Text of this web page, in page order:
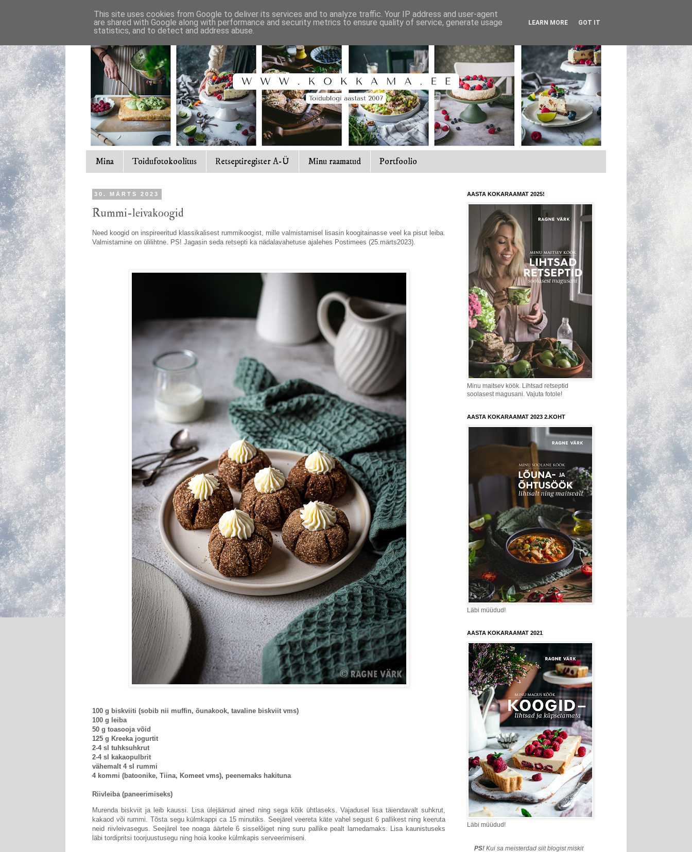
Mina Toidufotokoolitus Retseptiregister A-Ü Minu raamatud Portfoolio
30. MÄRTS 2023
Rummi-leivakoogid
Need koogid on inspireeritud klassikalisest rummikoogist, mille valmistamisel lisasin koogitainasse veel ka pisut leiba.
Valmistamine on ülilihtne. PS! Jagasin seda retsepti ka nädalavahetuse ajalehes Postimees (25.märts2023).
100 g biskviiti (sobib nii muffin, õunakook, tavaline biskviit vms)
100 g leiba
50 g toasooja võid
125 g Kreeka jogurtit
2-4 sl tuhksuhkrut
2-4 sl kakaopulbrit
vähemalt 4 sl rummi
4 kommi (batoonike, Tiina, Komeet vms), peenemaks hakituna
Riivleiba (paneerimiseks)
Murenda biskviit ja leib kaussi. Lisa ülejäänud ained ning sega kõik ühtlaseks. Vajadusel lisa täiendavalt suhkrut,
kakaod või rummi. Tõsta segu külmkappi ca 15 minutiks. Seejärel veereta käte vahel segust 6 pallikest ning keeruta
neid riivleivasegus. Seejärel tee noaga äärtele 6 sisselõiget ning suru pallike pealt lamedamaks. Lisa kaunistuseks
läbi tordipritsi toorjuustusegu ning hoia kooke külmkapis serveerimiseni.
AASTA KOKARAAMAT 2025!
Minu maitsev köök. Lihtsad retseptid
soolasest magusani. Vajuta fotole!
AASTA KOKARAAMAT 2023 2.KOHT
Läbi müüdud!
AASTA KOKARAAMAT 2021
Läbi müüdud!
PS! Kui sa meisterdad siit blogist miskit
This site uses cookies from Google to deliver its services and to analyze traffic. Your IP address and user-agent
are shared with Google along with performance and security metrics to ensure quality of service, generate usage
statistics, and to detect and address abuse.
LEARN MORE GOT IT